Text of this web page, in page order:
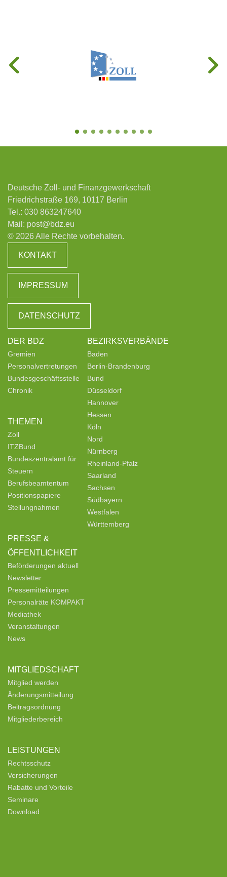
Deutsche Zoll- und Finanzgewerkschaft
Friedrichstraße 169, 10117 Berlin
Tel.: 030 863247640
Mail: post@bdz.eu
© 2026 Alle Rechte vorbehalten.
KONTAKT
IMPRESSUM
DATENSCHUTZ
DER BDZ
Gremien
Personalvertretungen
Bundesgeschäftsstelle
Chronik
THEMEN
Zoll
ITZBund
Bundeszentralamt für
Steuern
Berufsbeamtentum
Positionspapiere
Stellungnahmen
PRESSE &
ÖFFENTLICHKEIT
Beförderungen aktuell
Newsletter
Pressemitteilungen
Personalräte KOMPAKT
Mediathek
Veranstaltungen
News
MITGLIEDSCHAFT
Mitglied werden
Änderungsmitteilung
Beitragsordnung
Mitgliederbereich
LEISTUNGEN
Rechtsschutz
Versicherungen
Rabatte und Vorteile
Seminare
Download
BEZIRKSVERBÄNDE
Baden
Berlin-Brandenburg
Bund
Düsseldorf
Hannover
Hessen
Köln
Nord
Nürnberg
Rheinland-Pfalz
Saarland
Sachsen
Südbayern
Westfalen
Württemberg